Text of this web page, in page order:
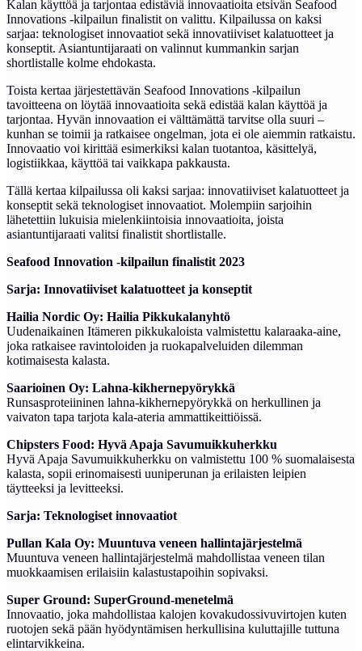
Kalan käyttöä ja tarjontaa edistäviä innovaatioita etsivän Seafood
Innovations -kilpailun finalistit on valittu. Kilpailussa on kaksi
sarjaa: teknologiset innovaatiot sekä innovatiiviset kalatuotteet ja
konseptit. Asiantuntijaraati on valinnut kummankin sarjan
shortlistalle kolme ehdokasta.
Toista kertaa järjestettävän Seafood Innovations -kilpailun
tavoitteena on löytää innovaatioita sekä edistää kalan käyttöä ja
tarjontaa. Hyvän innovaation ei välttämättä tarvitse olla suuri –
kunhan se toimii ja ratkaisee ongelman, jota ei ole aiemmin ratkaistu.
Innovaatio voi kirittää esimerkiksi kalan tuotantoa, käsittelyä,
logistiikkaa, käyttöä tai vaikkapa pakkausta.
Tällä kertaa kilpailussa oli kaksi sarjaa: innovatiiviset kalatuotteet ja
konseptit sekä teknologiset innovaatiot. Molempiin sarjoihin
lähetettiin lukuisia mielenkiintoisia innovaatioita, joista
asiantuntijaraati valitsi finalistit shortlistalle.
Seafood Innovation -kilpailun finalistit 2023
Sarja: Innovatiiviset kalatuotteet ja konseptit
Hailia Nordic Oy: Hailia Pikkukalanyhtö
Uudenaikainen Itämeren pikkukaloista valmistettu kalaraaka-aine,
joka ratkaisee ravintoloiden ja ruokapalveluiden dilemman
kotimaisesta kalasta.
Saarioinen Oy: Lahna-kikhernepyörykkä
Runsasproteiininen lahna-kikhernepyörykkä on herkullinen ja
vaivaton tapa tarjota kala-ateria ammattikeittiöissä.
Chipsters Food: Hyvä Apaja Savumuikkuherkku
Hyvä Apaja Savumuikkuherkku on valmistettu 100 % suomalaisesta
kalasta, sopii erinomaisesti uuniperunan ja erilaisten leipien
täytteeksi ja levitteeksi.
Sarja: Teknologiset innovaatiot
Pullan Kala Oy: Muuntuva veneen hallintajärjestelmä
Muuntuva veneen hallintajärjestelmä mahdollistaa veneen tilan
muokkaamisen erilaisiin kalastustapoihin sopivaksi.
Super Ground: SuperGround-menetelmä
Innovaatio, joka mahdollistaa kalojen kovakudossivuvirtojen kuten
ruotojen sekä pään hyödyntämisen herkullisina kuluttajille tuttuna
elintarvikkeina.